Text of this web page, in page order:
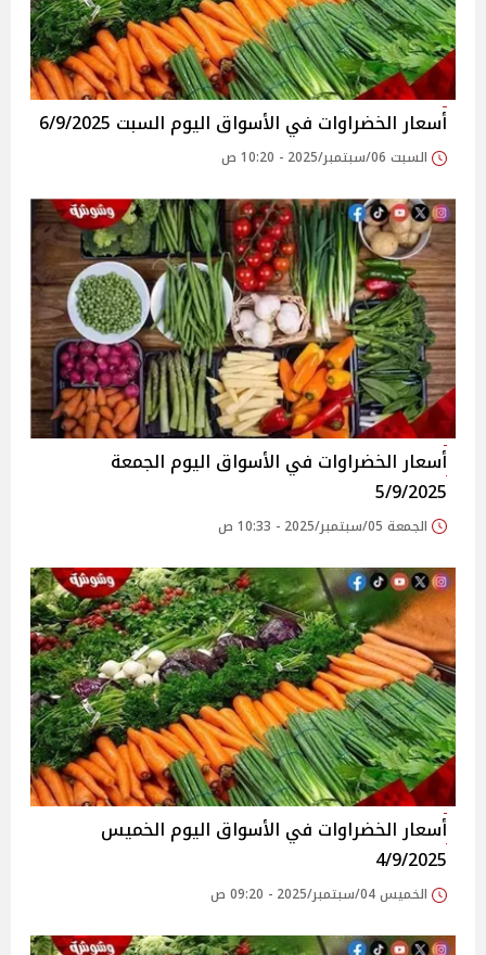
أسعار الخضراوات في الأسواق‎‎ اليوم السبت 6/9/2025
السبت 06/سبتمبر/2025 - 10:20 ص
أسعار الخضراوات في الأسواق‎‎ اليوم الجمعة
5/9/2025
الجمعة 05/سبتمبر/2025 - 10:33 ص
أسعار الخضراوات في الأسواق‎‎ اليوم الخميس
4/9/2025
الخميس 04/سبتمبر/2025 - 09:20 ص